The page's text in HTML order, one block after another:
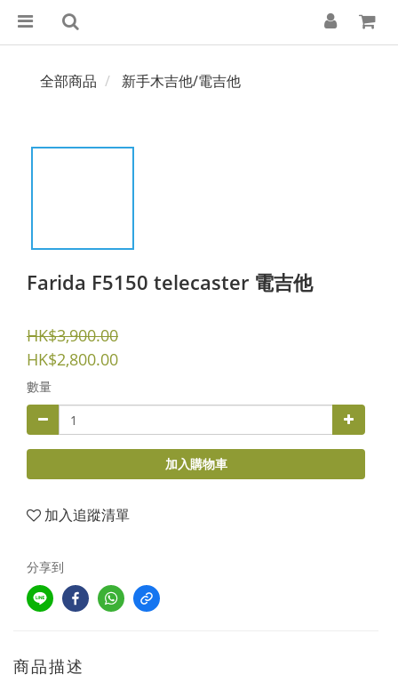
全部商品 新手木吉他/電吉他
Farida F5150 telecaster 電吉他
HK$3,900.00
HK$2,800.00
數量
加入購物車
加入追蹤清單
分享到
商品描述